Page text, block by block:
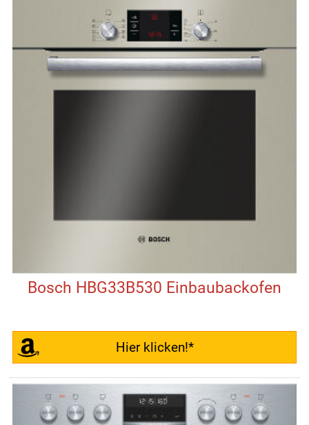
Bosch HBG33B530 Einbaubackofen
Hier klicken!*